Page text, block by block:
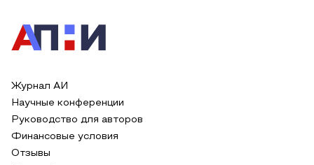
Журнал АИ
Научные конференции
Руководство для авторов
Финансовые условия
Отзывы